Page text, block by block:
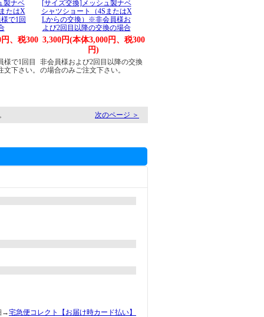
製ナベ
たはX
で1回
、税300
様で1回目
下さい。
[サイズ交換]メッシュ製ナベ
シャツショート（4SまたはX
Lからの交換）※非会員様お
よび2回目以降の交換の場合
3,300円(本体3,000円、税300
円)
非会員様および2回目以降の交換
の場合のみご注文下さい。
次のページ ＞
→宅急便コレクト【お届け時カード払い】